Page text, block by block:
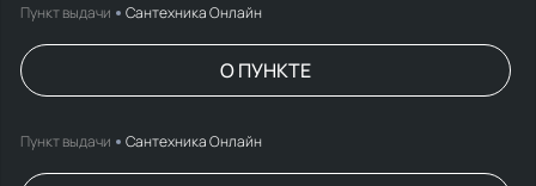
Пункт выдачи Сантехника Онлайн
О ПУНКТЕ
Пункт выдачи Сантехника Онлайн